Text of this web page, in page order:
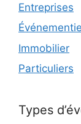
Entreprises
Immobilier
Particuliers
Types